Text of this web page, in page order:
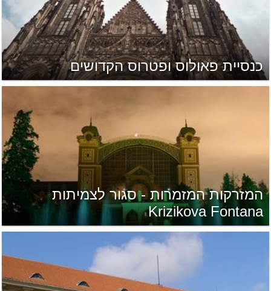
כנסיית פאולוס ופטרוס הקדושים
המזרקות המזמרות - סגור לצמיתות
Krizikova Fontana